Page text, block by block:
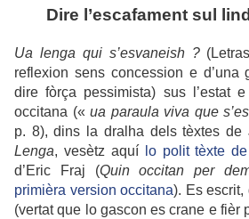
Dire l’escafament sul
Ua lenga qui s’esvaneish ?
reflexion sens concession e d’una
dire fòrça pessimista) sus l’estat
occitana (« ua paraula viva que
p. 8), dins la dralha dels tèxtes de
Lenga, vesètz aquí lo polit tèxte
d’Eric Fraj (Quin occitan per
primièra version occitana). Es escrit,
(vertat que lo gascon es crane e fièr